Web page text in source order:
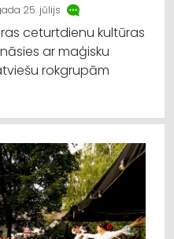
25. jūlijs
ceturtdienu kultūras
ar maģisku
rokgrupām